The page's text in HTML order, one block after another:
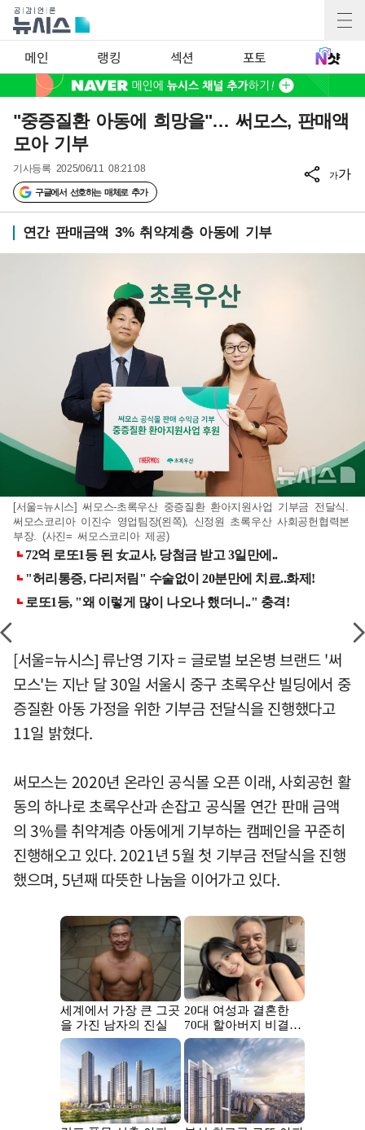
메인 랭킹 섹션 포토
"중증질환 아동에 희망을"… 써모스, 판매액
모아 기부
기사등록 2025/06/11 08:21:08
구글에서 선호하는 매체로 추가
가가
연간 판매금액 3% 취약계층 아동에 기부
[서울=뉴시스] 써모스-초록우산 중증질환 환아지원사업 기부금 전달식.
써모스코리아 이진수 영업팀장(왼쪽), 신정원 초록우산 사회공헌협력본
부장. (사진= 써모스코리아 제공)
[서울=뉴시스] 류난영 기자 = 글로벌 보온병 브랜드 '써
모스'는 지난 달 30일 서울시 중구 초록우산 빌딩에서 중
증질환 아동 가정을 위한 기부금 전달식을 진행했다고
11일 밝혔다.
써모스는 2020년 온라인 공식몰 오픈 이래, 사회공헌 활
동의 하나로 초록우산과 손잡고 공식몰 연간 판매 금액
의 3%를 취약계층 아동에게 기부하는 캠페인을 꾸준히
진행해오고 있다. 2021년 5월 첫 기부금 전달식을 진행
했으며, 5년째 따뜻한 나눔을 이어가고 있다.